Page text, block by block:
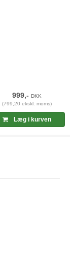
999,-DKK
(799,20 ekskl. moms)
Læg i kurven